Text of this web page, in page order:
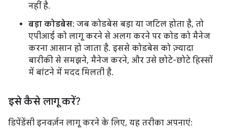
नहीं है.
बड़ा कोडबेस: जब कोडबेस बड़ा या जटिल होता है, तो
एपीआई को लागू करने से अलग करने पर कोड को मैनेज
करना आसान हो जाता है. इससे कोडबेस को ज़्यादा
बारीकी से समझने, मैनेज करने, और उसे छोटे-छोटे हिस्सों
में बांटने में मदद मिलती है.
इसे कैसे लागू करें?
डिपेंडेंसी इनवर्ज़न लागू करने के लिए, यह तरीका अपनाएं: